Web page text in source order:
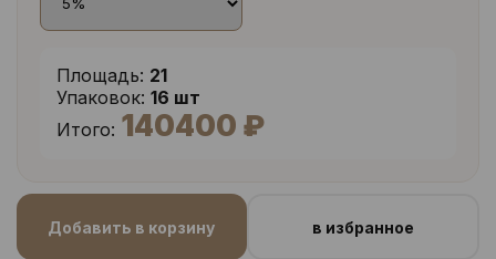
Площадь: 21
Упаковок: 16 шт
Итого: 140400 ₽
Добавить в корзину в избранное